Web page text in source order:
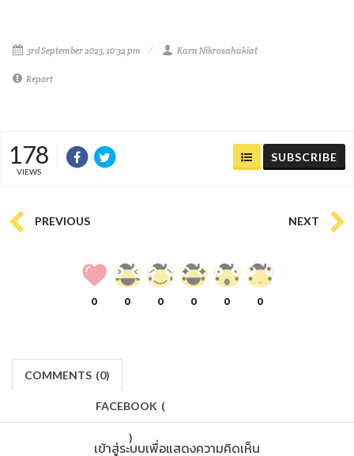
3rd September 2023, 10:32 pm Karn Nikrosahakiat
Report
178
VIEWS
SUBSCRIBE
PREVIOUS NEXT
0 0 0 0 0 0
COMMENTS (0)
FACEBOOK (
)
เข้าสู่ระบบเพื่อแสดงความคิดเห็น